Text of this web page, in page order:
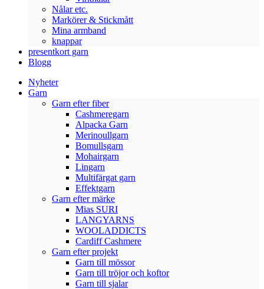
Nålar etc.
Markörer & Stickmått
Mina armband
knappar
presentkort garn
Blogg
Nyheter
Garn
Garn efter fiber
Cashmeregarn
Alpacka Garn
Merinoullgarn
Bomullsgarn
Mohairgarn
Lingarn
Multifärgat garn
Effektgarn
Garn efter märke
Mias SURI
LANGYARNS
WOOLADDICTS
Cardiff Cashmere
Garn efter projekt
Garn till mössor
Garn till tröjor och koftor
Garn till sjalar